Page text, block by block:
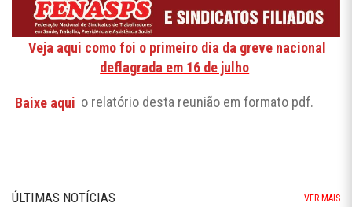
Veja aqui como foi o primeiro dia da greve nacional
deflagrada em 16 de julho
Baixe aqui o relatório desta reunião em formato pdf.
ÚLTIMAS NOTÍCIAS VER MAIS